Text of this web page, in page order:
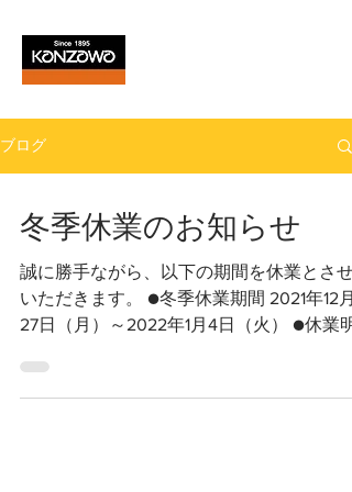
ブログ
冬季休業のお知らせ
誠に勝手ながら、以下の期間を休業とさせ
いただきます。 ●冬季休業期間 2021年12月
27日（月）～2022年1月4日（火） ●休業明
業期間中にお問い合わせいただきました件
関しては、...